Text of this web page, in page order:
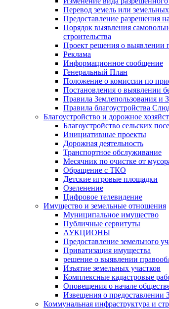
Перевод земель или
Предоставление разрешения
Порядок выявления
строительства
Проект решения о выявлении
Реклама
Информационное сообщение
Генеральный План
Положение о комиссии по
Постановления о выявлении
Правила Землепользования и
Правила благоустройства
Благоустройство и дорожное
Благоустройство сельских
Инициативные проекты
Дорожная деятельность
Транспортное обслуживание
Месячник по очистке от
Обращение с ТКО
Детские игровые площадки
Озеленение
Цифровое телевидение
Имущество и земельные отношения
Муниципальное имущество
Публичные сервитуты
АУКЦИОНЫ
Предоставление земельного
Приватизация имущества
решение о выявлении
Изъятие земельных участков
Комплексные кадастровые
Оповещения о начале
Извещения о предоставлении
Коммунальная инфраструктура и